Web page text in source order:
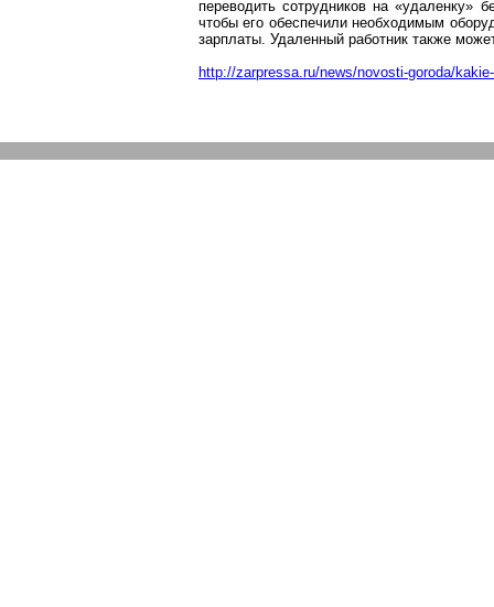
переводить сотрудников на «удаленку»
чтобы его обеспечили необходимым
зарплаты. Удаленный работник также
http://zarpressa.ru/news/novosti-goroda/